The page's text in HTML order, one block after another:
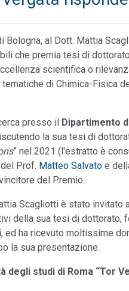
Bologna, al Dott. Mattia
che premia tesi di dottorato
scientifica o
di Chimica-Fisica
presso il Dipartimento
la sua tesi di
” nel 2021 (l'estratto è
Prof. Matteo Salvato e
del Premio.
Scagliotti è stato invitato
della sua tesi di dottorato,
ha ricevuto moltissime
la sua presentazione.
degli studi di Roma “Tor